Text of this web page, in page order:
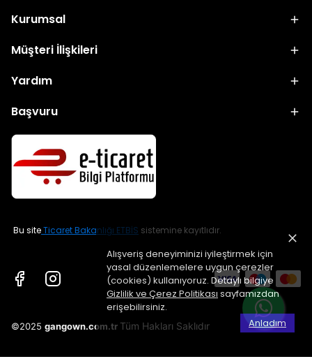
Alışveriş deneyiminizi iyileştirmek için
yasal düzenlemelere uygun çerezler
(cookies) kullanıyoruz. Detaylı bilgiye
Gizlilik ve Çerez Politikası sayfamızdan
erişebilirsiniz.
Anladım
Kurumsal
Müşteri İlişkileri
Yardım
Başvuru
Bu siteTicaret Bakanlığı ETBİS sistemine kayıtlıdır.
©2025 gangown.com.tr Tüm Hakları Saklıdır